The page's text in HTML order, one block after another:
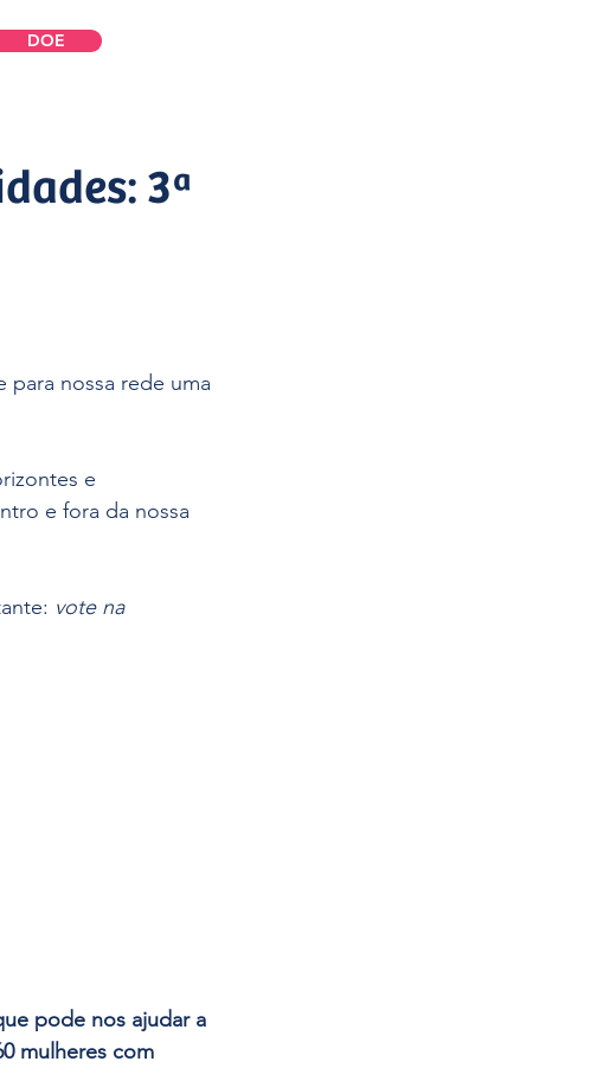
DOE
3ª
para nossa rede uma
e
e fora da nossa
vote na
pode nos ajudar a
mulheres com